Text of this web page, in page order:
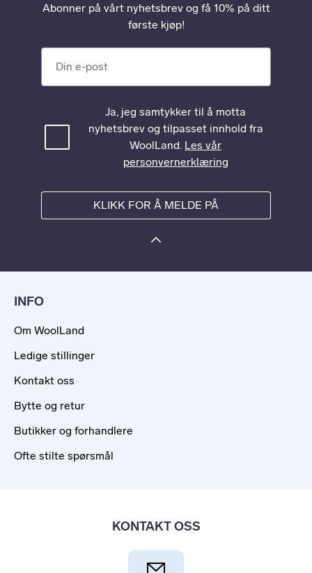
Abonner på vårt nyhetsbrev og få 10% på ditt
første kjøp!
Ja, jeg samtykker til å motta
nyhetsbrev og tilpasset innhold fra
WoolLand. Les vår
personvernerklæring
KLIKK FOR Å MELDE PÅ
INFO
Om WoolLand
Ledige stillinger
Kontakt oss
Bytte og retur
Butikker og forhandlere
Ofte stilte spørsmål
KONTAKT OSS